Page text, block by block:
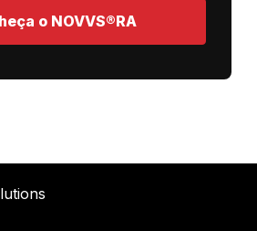
o NOVVS®RA